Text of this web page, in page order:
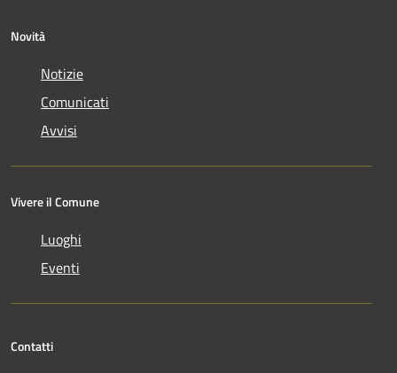
Novità
Notizie
Comunicati
Avvisi
Vivere il Comune
Luoghi
Eventi
Contatti